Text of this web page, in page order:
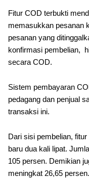
Fitur COD terbukti
memasukkan pesanan
pesanan yang
konfirmasi pembelian,
secara COD.
Sistem pembayaran
pedagang dan penjual
transaksi ini.
Dari sisi pembelian,
baru dua kali lipat.
105 persen. Demikian
meningkat 26,65